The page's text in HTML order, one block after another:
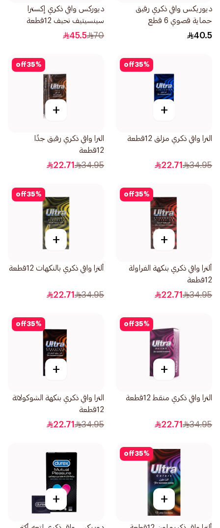
ديوريكس واقي ذكري رقيق
حماية قصوي 6 قطع
40.5
ديوركس واقي ذكري إكسترا
سينسيتيف نحيف 12قطعة
70
45.5
35%
off
+
الترا واقي ذكري مزلق 12قطعة
34.95
22.71
35%
off
+
الترا واقي ذكري رقيق جدًا
12قطعة
34.95
22.71
35%
off
+
ألترا واقي ذكري بنكهة الفراولة
12قطعة
34.95
22.71
35%
off
+
ألترا واقي ذكري بالنكهات 12قطعة
34.95
22.71
35%
off
+
الترا واقي ذكري منقط 12قطعة
34.95
22.71
35%
off
+
الترا واقي ذكري بنكهة الشوكولاتة
12قطعة
34.95
22.71
35%
off
+
+